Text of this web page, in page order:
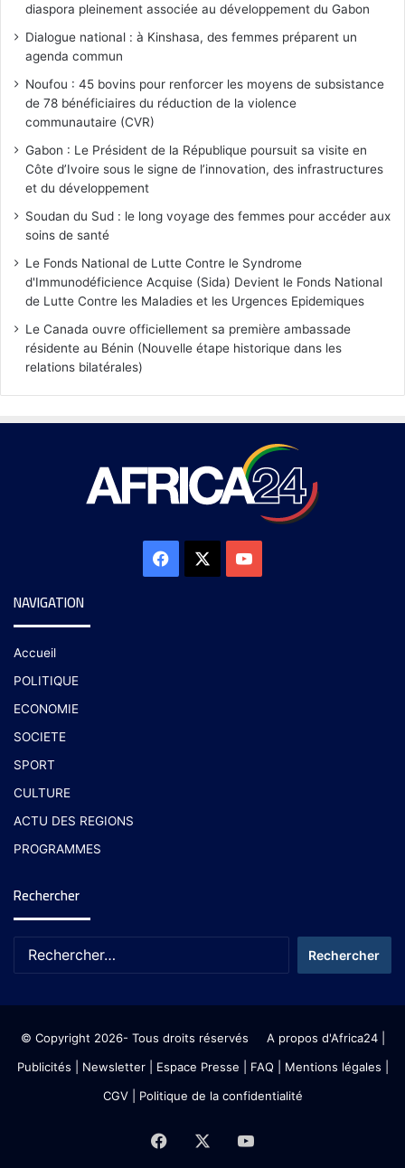
diaspora pleinement associée au développement du Gabon
Dialogue national : à Kinshasa, des femmes préparent un
agenda commun
Noufou : 45 bovins pour renforcer les moyens de subsistance
de 78 bénéficiaires du réduction de la violence
communautaire (CVR)
Gabon : Le Président de la République poursuit sa visite en
Côte d’Ivoire sous le signe de l’innovation, des infrastructures
et du développement
Soudan du Sud : le long voyage des femmes pour accéder aux
soins de santé
Le Fonds National de Lutte Contre le Syndrome
d'Immunodéficience Acquise (Sida) Devient le Fonds National
de Lutte Contre les Maladies et les Urgences Epidemiques
Le Canada ouvre officiellement sa première ambassade
résidente au Bénin (Nouvelle étape historique dans les
relations bilatérales)
NAVIGATION
Accueil
POLITIQUE
ECONOMIE
SOCIETE
SPORT
CULTURE
ACTU DES REGIONS
PROGRAMMES
Rechercher
© Copyright 2026- Tous droits réservés A propos d'Africa24|
Publicités
Newsletter| Espace Presse | FAQ | Mentions légales
CGV| Politique de la confidentialité